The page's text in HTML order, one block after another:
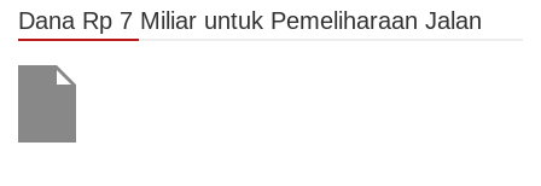
Dana Rp 7 Miliar untuk Pemeliharaan Jalan